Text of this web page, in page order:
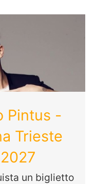
Pintus -
Trieste
un biglietto